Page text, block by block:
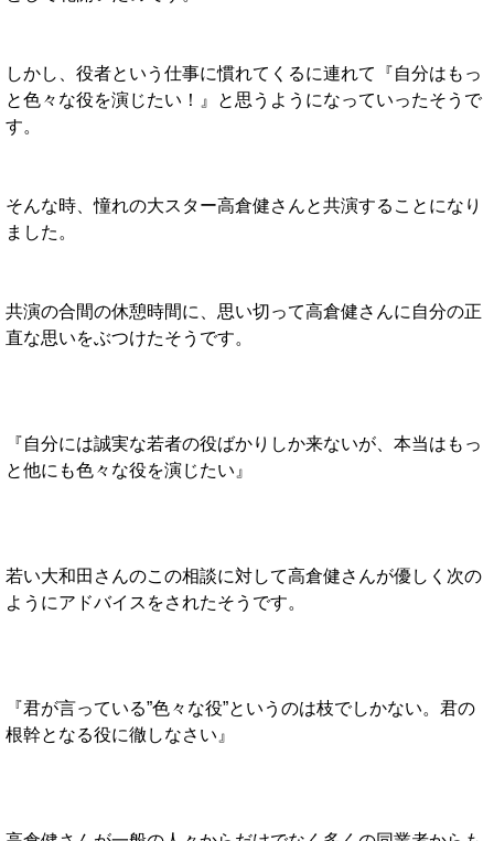
しかし、役者という仕事に慣れてくるに連れて『自分はもっ
と色々な役を演じたい！』と思うようになっていったそうで
す。
そんな時、憧れの大スター高倉健さんと共演することになり
ました。
共演の合間の休憩時間に、思い切って高倉健さんに自分の正
直な思いをぶつけたそうです。
『自分には誠実な若者の役ばかりしか来ないが、本当はもっ
と他にも色々な役を演じたい』
若い大和田さんのこの相談に対して高倉健さんが優しく次の
ようにアドバイスをされたそうです。
『君が言っている”色々な役”というのは枝でしかない。君の
根幹となる役に徹しなさい』